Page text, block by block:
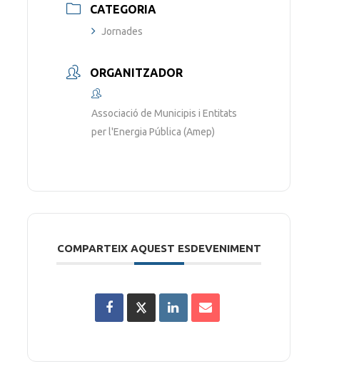
CATEGORIA
Jornades
ORGANITZADOR
Associació de Municipis i Entitats
per l'Energia Pública (Amep)
COMPARTEIX AQUEST ESDEVENIMENT